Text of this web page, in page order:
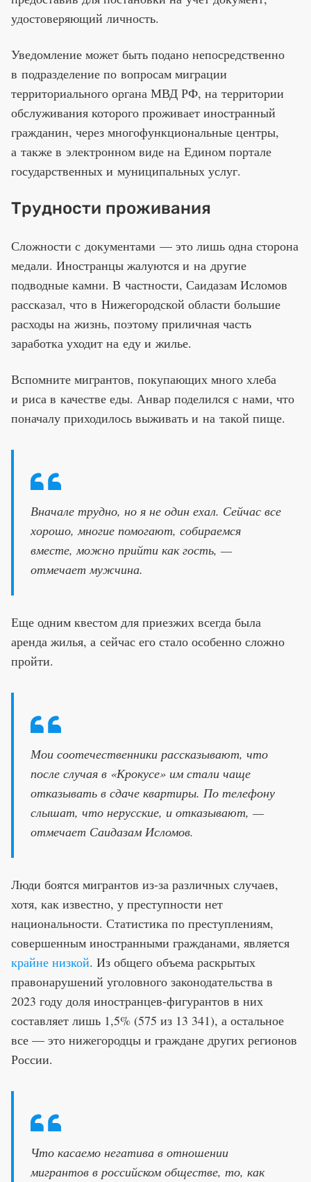
удостоверяющий личность.
Уведомление может быть подано непосредственно
в подразделение по вопросам миграции
территориального органа МВД РФ, на территории
обслуживания которого проживает иностранный
гражданин, через многофункциональные центры,
а также в электронном виде на Едином портале
государственных и муниципальных услуг.
Трудности проживания
Сложности с документами — это лишь одна сторона
медали. Иностранцы жалуются и на другие
подводные камни. В частности, Саидазам Исломов
рассказал, что в Нижегородской области большие
расходы на жизнь, поэтому приличная часть
заработка уходит на еду и жилье.
Вспомните мигрантов, покупающих много хлеба
и риса в качестве еды. Анвар поделился с нами, что
поначалу приходилось выживать и на такой пище.
Вначале трудно, но я не один ехал. Сейчас все
хорошо, многие помогают, собираемся
вместе, можно прийти как гость, —
отмечает мужчина.
Еще одним квестом для приезжих всегда была
аренда жилья, а сейчас его стало особенно сложно
пройти.
Мои соотечественники рассказывают, что
после случая в «Крокусе» им стали чаще
отказывать в сдаче квартиры. По телефону
слышат, что нерусские, и отказывают, —
отмечает Саидазам Исломов.
Люди боятся мигрантов из-за различных случаев,
хотя, как известно, у преступности нет
национальности. Статистика по преступлениям,
совершенным иностранными гражданами, является
крайне низкой. Из общего объема раскрытых
правонарушений уголовного законодательства в
2023 году доля иностранцев-фигурантов в них
составляет лишь 1,5% (575 из 13 341), а остальное
все — это нижегородцы и граждане других регионов
России.
Что касаемо негатива в отношении
мигрантов в российском обществе, то, как